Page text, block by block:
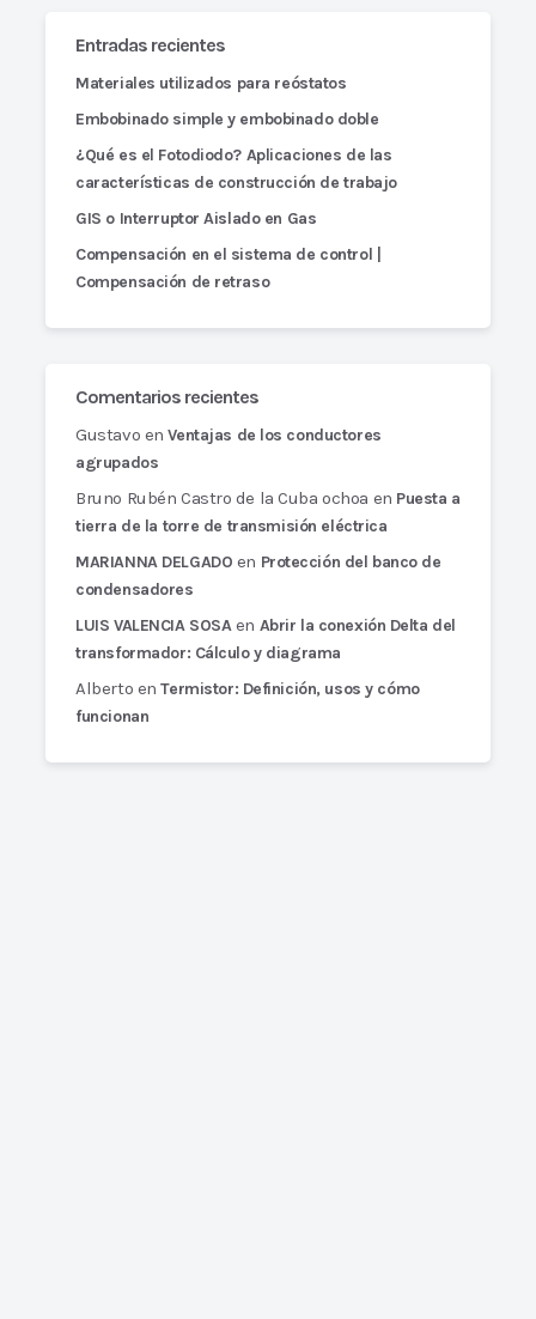
Entradas recientes
Materiales utilizados para reóstatos
Embobinado simple y embobinado doble
¿Qué es el Fotodiodo? Aplicaciones de las
características de construcción de trabajo
GIS o Interruptor Aislado en Gas
Compensación en el sistema de control |
Compensación de retraso
Comentarios recientes
Gustavo enVentajas de los conductores
agrupados
Bruno Rubén Castro de la Cuba ochoa en Puesta a
tierra de la torre de transmisión eléctrica
MARIANNA DELGADO en Protección del banco de
condensadores
LUIS VALENCIA SOSAen Abrir la conexión Delta del
transformador: Cálculo y diagrama
Alberto enTermistor: Definición, usos y cómo
funcionan